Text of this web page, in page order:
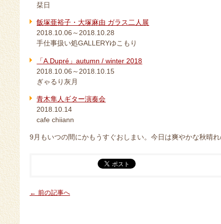
栞日
飯塚亜裕子・大塚麻由 ガラス二人展
2018.10.06～2018.10.28
手仕事扱い処GALLERYゆこもり
「A.Dupré」autumn / winter 2018
2018.10.06～2018.10.15
ぎゃるり灰月
青木隼人ギター演奏会
2018.10.14
cafe chiiann
9月もいつの間にかもうすぐおしまい。今日は爽やかな秋晴
← 前の記事へ